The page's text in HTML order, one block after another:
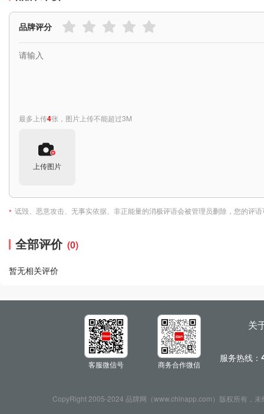
品牌评分
最多上传4张，图片上传不能超过3M
上传图片
* 诋毁、恶意攻击、无事实依据、非正能量的消极评语会被管理员删除，您的评
全部评价 (0)
暂无相关评价
客服微信号 商务合作微信
关
服务热线：
CopyRight 2005-2024 品牌网（www.chinapp.com）版权所有，